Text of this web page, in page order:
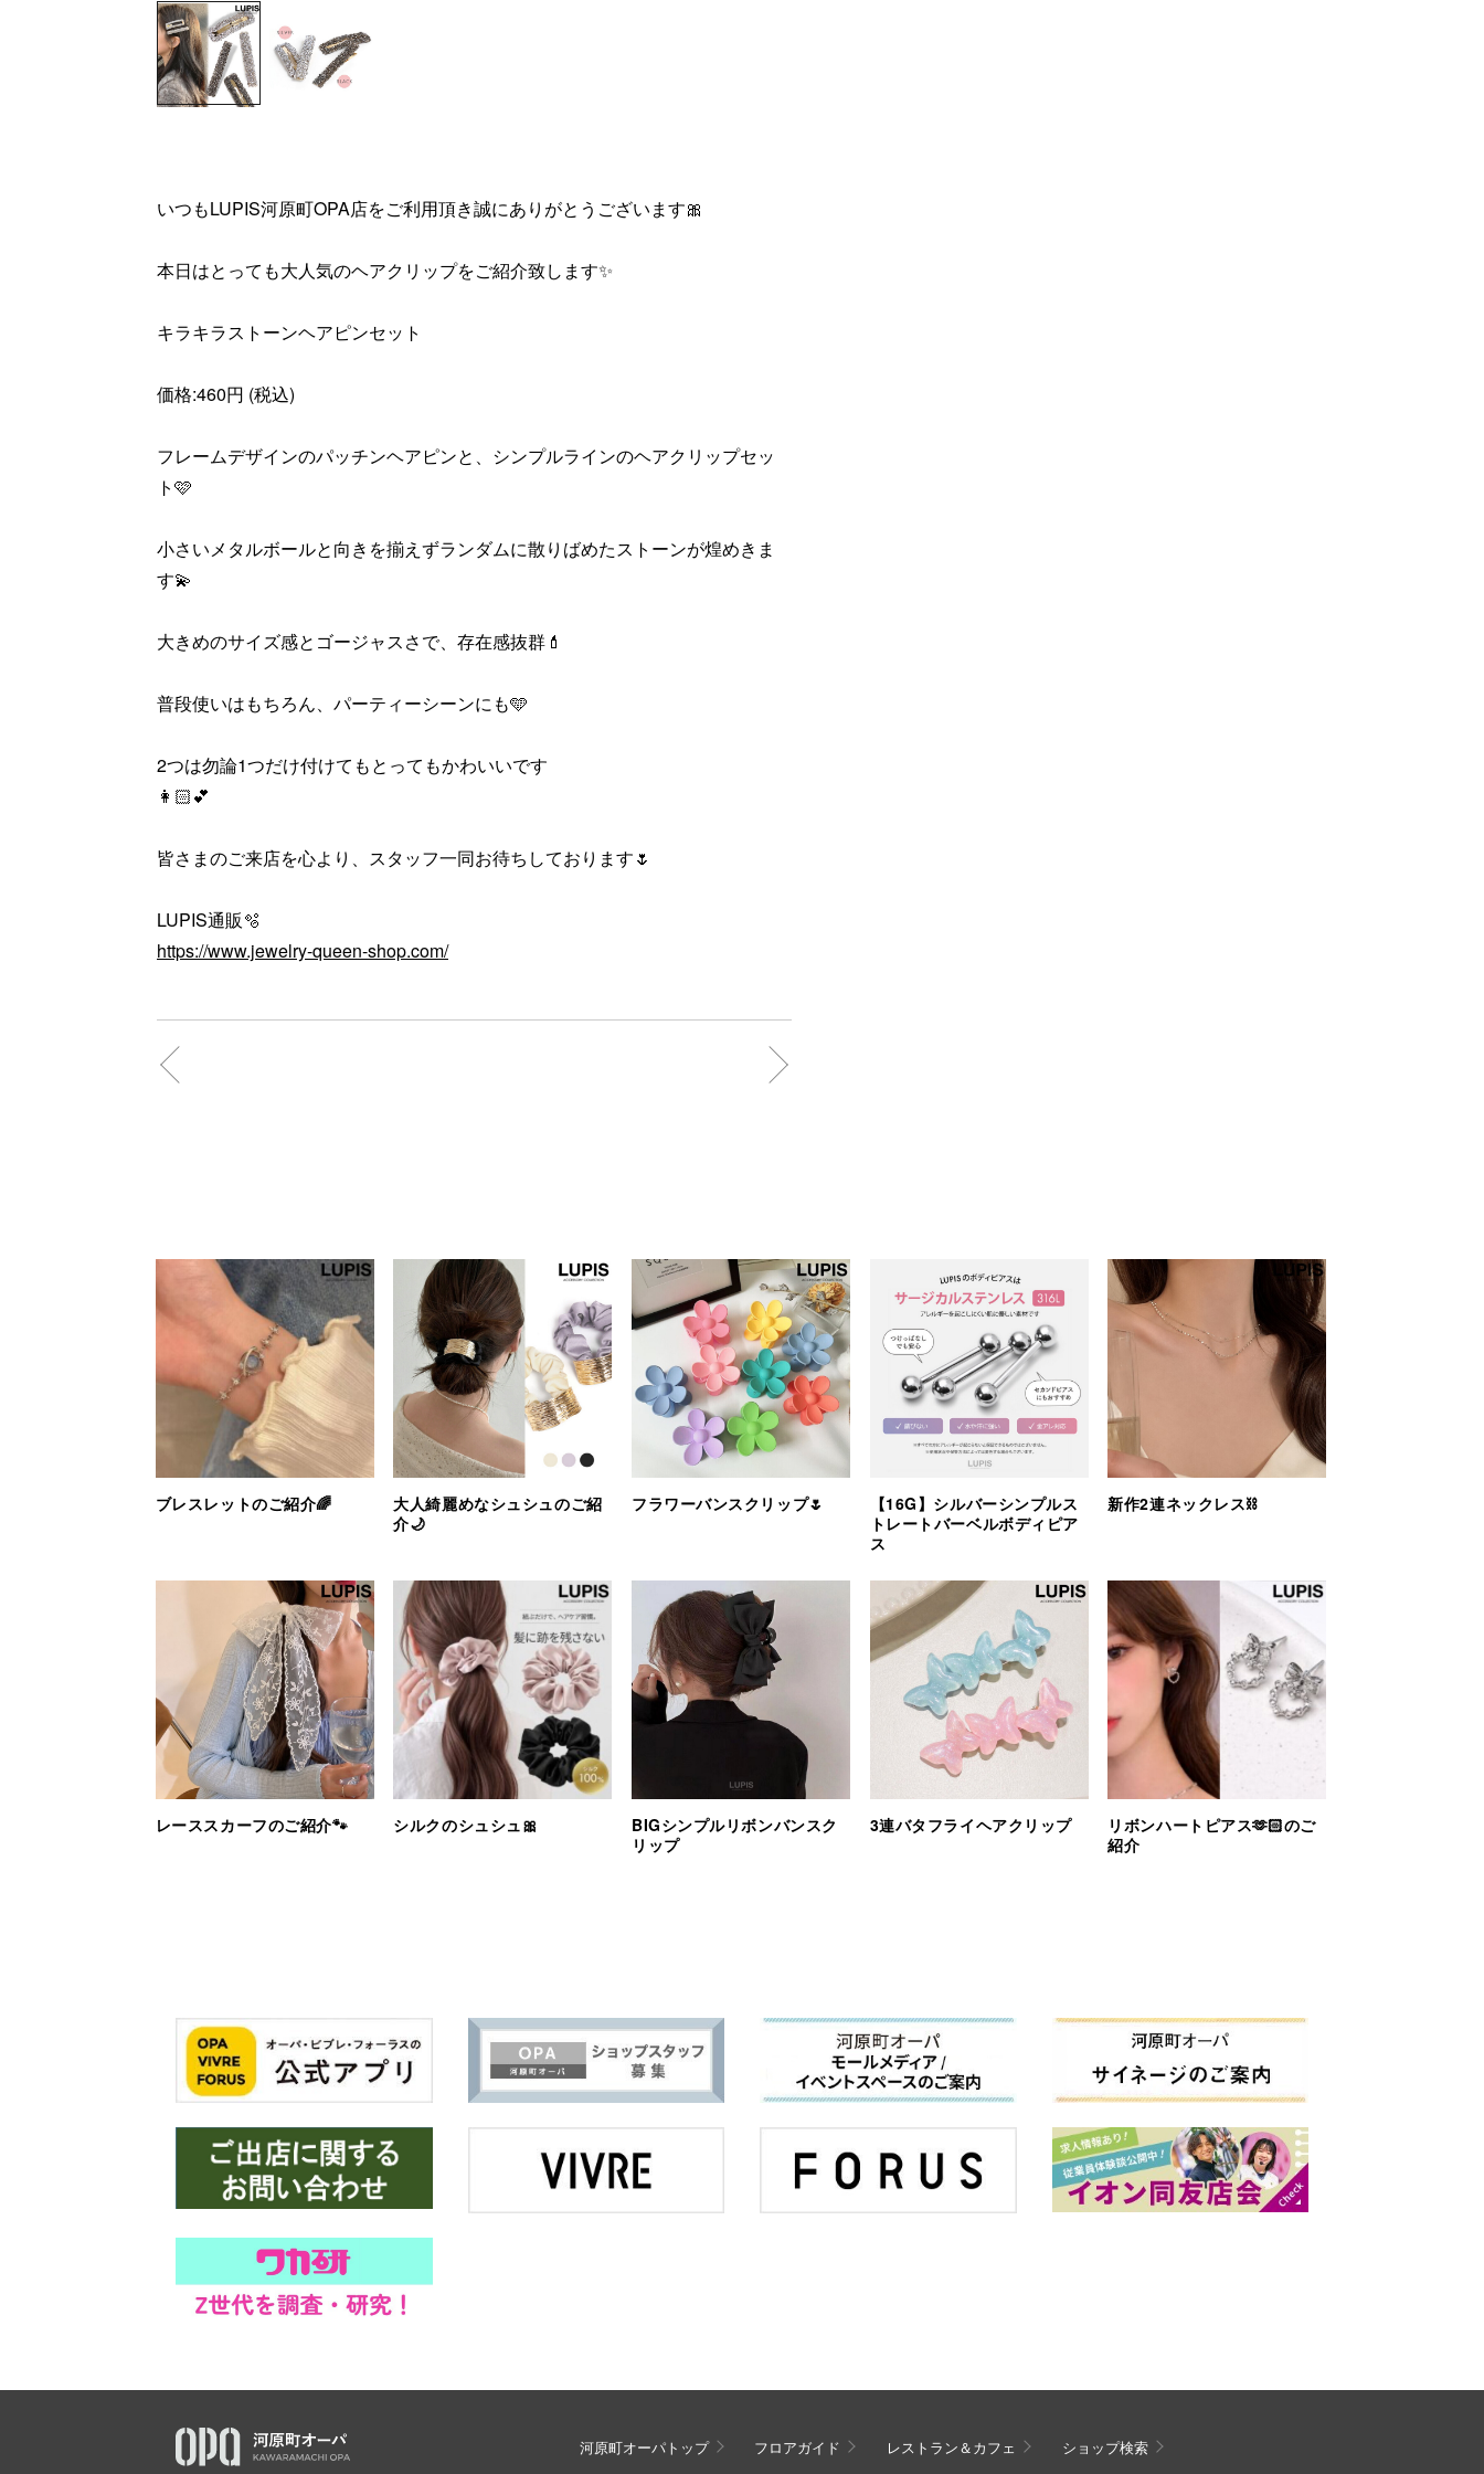
いつもLUPIS河原町OPA店をご利用頂き誠にありがとうございます🎀
本日はとっても大人気のヘアクリップをご紹介致します✨
キラキラストーンヘアピンセット
価格:460円 (税込)
フレームデザインのパッチンヘアピンと、シンプルラインのヘアクリップセッ
ト🩷
小さいメタルボールと向きを揃えずランダムに散りばめたストーンが煌めきま
す💫
大きめのサイズ感とゴージャスさで、存在感抜群💄
普段使いはもちろん、パーティーシーンにも🩵
2つは勿論1つだけ付けてもとってもかわいいです
👩🏻💕
皆さまのご来店を心より、スタッフ一同お待ちしております🌷
LUPIS通販🫧
https://www.jewelry-queen-shop.com/
ブレスレットのご紹介🌈
大人綺麗めなシュシュのご紹
介🌙
フラワーバンスクリップ🌷
【16G】シルバーシンプルス
トレートバーベルボディピア
ス
新作2連ネックレス⛓️
レーススカーフのご紹介🐾 シルクのシュシュ🎀
BIGシンプルリボンバンスク
リップ
3連バタフライヘアクリップ
リボンハートピアス🫶🏻のご
紹介
河原町オーパトップ フロアガイド レストラン＆カフェ ショップ検索